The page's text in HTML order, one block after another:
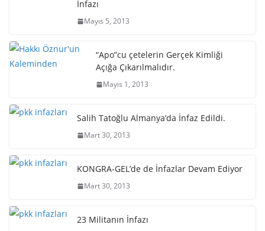
İnfazı
Mayıs 5, 2013
“Apo”cu çetelerin Gerçek Kimliği
Açığa Çıkarılmalıdır.
Mayıs 1, 2013
Salih Tatoğlu Almanya’da İnfaz Edildi.
Mart 30, 2013
KONGRA-GEL’de de İnfazlar Devam Ediyor
Mart 30, 2013
23 Militanın İnfazı